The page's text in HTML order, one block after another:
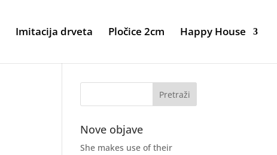
Imitacija drveta Pločice 2cm Happy House
Nove objave
She makes use of their